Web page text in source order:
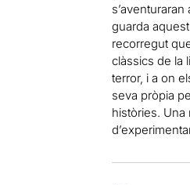
guarda
recorregut
clàssics de la
terror, i a on
seva pròpia
històries.